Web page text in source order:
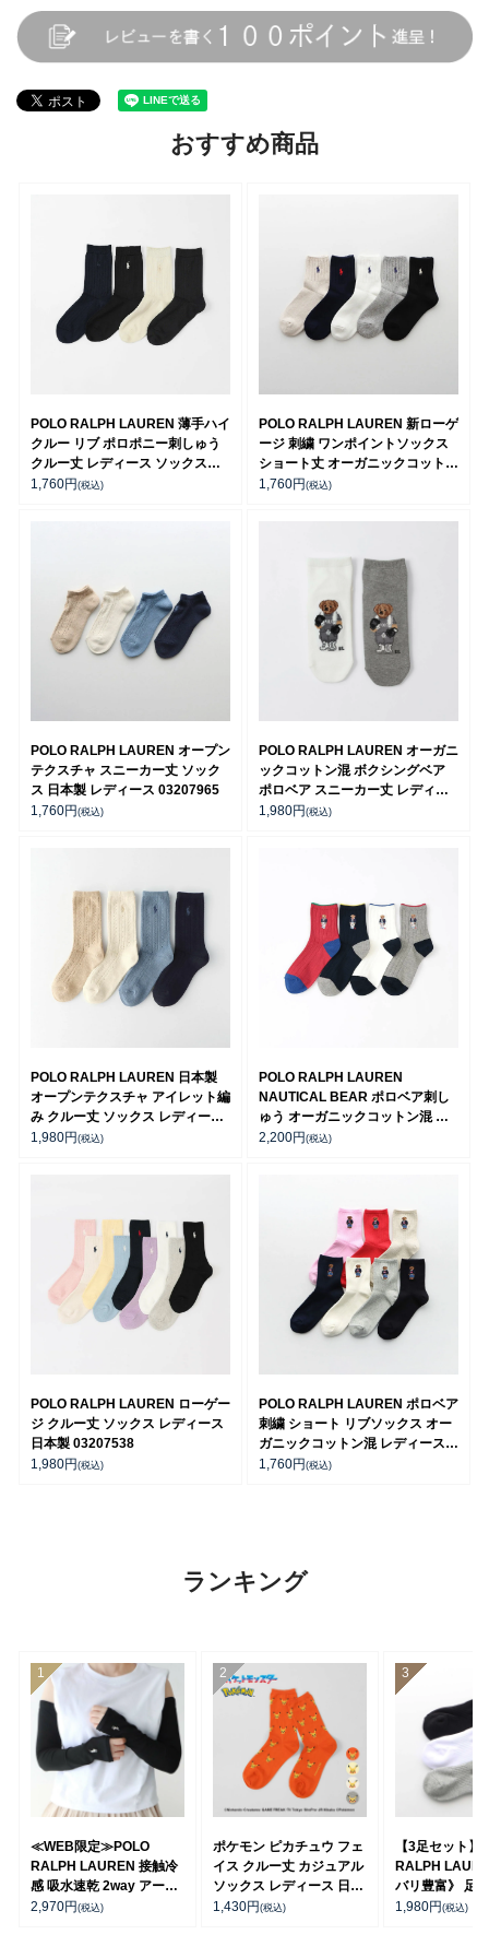
おすすめ商品
POLO RALPH LAUREN 薄手ハイ
クルー リブ ポロポニー刺しゅう
クルー丈 レディース ソックス
03207206
1,760円(税込)
POLO RALPH LAUREN 新ローゲ
ージ 刺繍 ワンポイントソックス
ショート丈 オーガニックコットン
混 レディース 03207210
1,760円(税込)
POLO RALPH LAUREN オープン
テクスチャ スニーカー丈 ソック
ス 日本製 レディース 03207965
1,760円(税込)
POLO RALPH LAUREN オーガニ
ックコットン混 ボクシングベア
ポロベア スニーカー丈 レディー
ス ソックス 03207818
1,980円(税込)
POLO RALPH LAUREN 日本製
オープンテクスチャ アイレット編
み クルー丈 ソックス レディース
03207465
1,980円(税込)
POLO RALPH LAUREN
NAUTICAL BEAR ポロベア刺し
ゅう オーガニックコットン混 日
本製 クルー丈 カジュアル ソック
2,200円(税込)
POLO RALPH LAUREN ローゲー
ジ クルー丈 ソックス レディース
日本製 03207538
1,980円(税込)
POLO RALPH LAUREN ポロベア
刺繍 ショート リブソックス オー
ガニックコットン混 レディース
03207311
1,760円(税込)
ランキング
≪WEB限定≫POLO
RALPH LAUREN 接触冷
感 吸水速乾 2way アーム
カバー ＆ レッグウォーマ
2,970円(税込)
ポケモン ピカチュウ フェ
イス クルー丈 カジュアル
ソックス レディース 日本
製 03307006
1,430円(税込)
【3足セット】
RALPH
バリ豊富》 足
ーチサポート
1,980円(税込)